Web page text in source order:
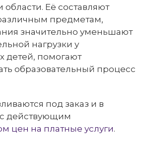
Её составляют
предметам,
значительно уменьшают
нагрузки у
детей, помогают
образовательный процесс
под заказ и в
с действующим
цен на платные услуги.